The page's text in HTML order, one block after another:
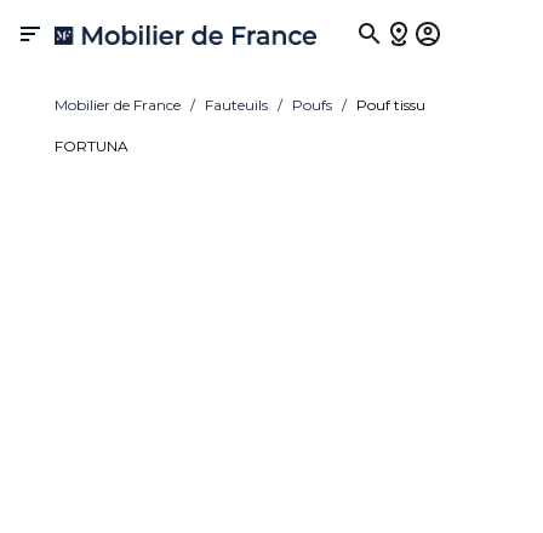

Mobilier de France Fauteuils Poufs Pouf tissu
FORTUNA